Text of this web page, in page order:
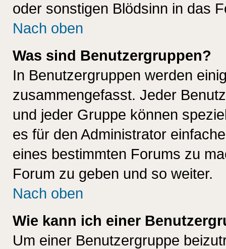
oder sonstigen Blödsinn in das
Nach oben
Was sind Benutzergruppen?
In Benutzergruppen werden
zusammengefasst. Jeder
und jeder Gruppe können
es für den Administrator
eines bestimmten Forums zu
Forum zu geben und so weiter.
Nach oben
Wie kann ich einer
Um einer Benutzergruppe